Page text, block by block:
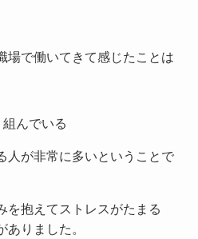
場で働いてきて感じたことは
んでいる
人が非常に多いということで
を抱えてストレスがたまる
りました。